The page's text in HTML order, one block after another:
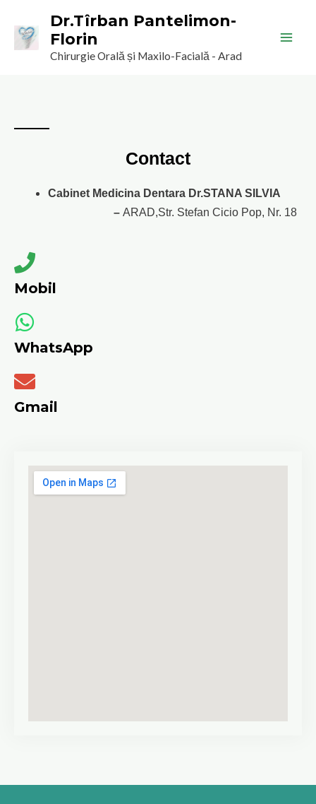
content
Dr.Tîrban Pantelimon-
Florin
Chirurgie Orală și Maxilo-Facială - Arad
Contact
Cabinet Medicina Dentara Dr.STANA SILVIA
–ARAD,Str. Stefan Cicio Pop, Nr. 18
Mobil
WhatsApp
Gmail